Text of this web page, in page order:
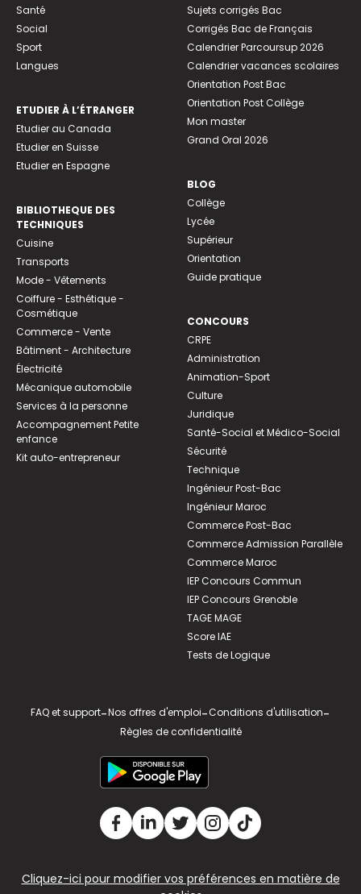
Santé
Social
Sport
Langues
ETUDIER À L’ÉTRANGER
Etudier au Canada
Etudier en Suisse
Etudier en Espagne
BIBLIOTHEQUE DES
TECHNIQUES
Cuisine
Transports
Mode - Vêtements
Coiffure - Esthétique -
Cosmétique
Commerce - Vente
Bâtiment - Architecture
Électricité
Mécanique automobile
Services à la personne
Accompagnement Petite
enfance
Kit auto-entrepreneur
Sujets corrigés Bac
Corrigés Bac de Français
Calendrier Parcoursup 2026
Calendrier vacances scolaires
Orientation Post Bac
Orientation Post Collège
Mon master
Grand Oral 2026
BLOG
Collège
Lycée
Supérieur
Orientation
Guide pratique
CONCOURS
CRPE
Administration
Animation-Sport
Culture
Juridique
Santé-Social et Médico-Social
Sécurité
Technique
Ingénieur Post-Bac
Ingénieur Maroc
Commerce Post-Bac
Commerce Admission Parallèle
Commerce Maroc
IEP Concours Commun
IEP Concours Grenoble
TAGE MAGE
Score IAE
Tests de Logique
FAQ et support-Nos offres d'emploi-Conditions d'utilisation-
Règles de confidentialité
Cliquez-ici pour modifier vos préférences en matière de